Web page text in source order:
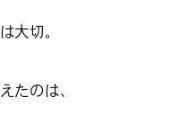
大切。
たのは、